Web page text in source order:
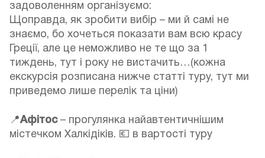
задоволенням організуємо:
Щоправда, як зробити вибір – ми й самі не
знаємо, бо хочеться показати вам всю красу
Греції, але це неможливо не те що за 1
тиждень, тут і року не вистачить…(кожна
екскурсія розписана нижче статті туру, тут ми
приведемо лише перелік та ціни)
📍Афітос– прогулянка найавтентичнішим
містечком Халкідіків. 💶 в вартості туру